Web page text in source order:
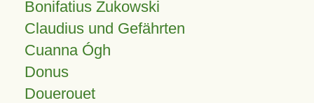
Bonifatius Żukowski
Claudius und Gefährten
Cuanna Ógh
Donus
Douerouet